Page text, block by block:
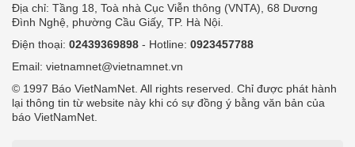
Địa chỉ: Tầng 18, Toà nhà Cục Viễn thông (VNTA), 68 Dương
Đình Nghệ, phường Cầu Giấy, TP. Hà Nội.
Điện thoại: 02439369898 - Hotline: 0923457788
Email: vietnamnet@vietnamnet.vn
© 1997 Báo VietNamNet. All rights reserved. Chỉ được phát hành
lại thông tin từ website này khi có sự đồng ý bằng văn bản của
báo VietNamNet.